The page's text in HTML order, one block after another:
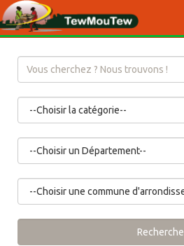
Recherche